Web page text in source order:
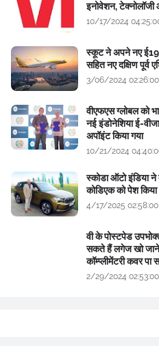
इनोवेशन, टेक्नोलॉजी
10/17/2024
स्कूट ने अपने नए
सहित नए दक्षिण पूर्व
3/06/2024
वीएफएस ग्लोबल को
नई इंडोनेशिया ई-
अपॉइंट किया गया
10/21/2024
स्कोडा ऑटो इंडिया
कोडिएक को पेश किया
4/17/2025
वी के पोस्टपेड
सकते हैं लगेज खो जाने
कॉम्प्लीमेंटरी कवर पा
2/29/2024